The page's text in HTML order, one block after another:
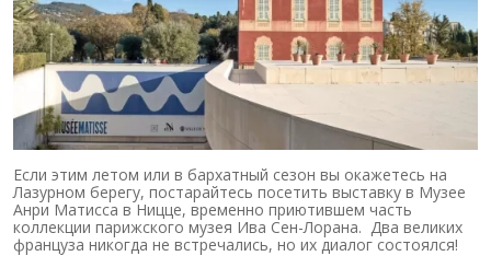
Если этим летом или в бархатный сезон вы окажетесь на
Лазурном берегу, постарайтесь посетить выставку в Музее
Анри Матисса в Ницце, временно приютившем часть
коллекции парижского музея Ива Сен-Лорана. Два великих
француза никогда не встречались, но их диалог состоялся!